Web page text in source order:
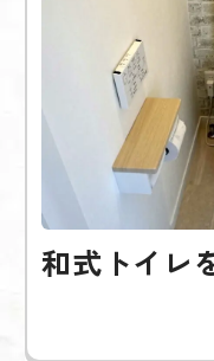
和式トイレ